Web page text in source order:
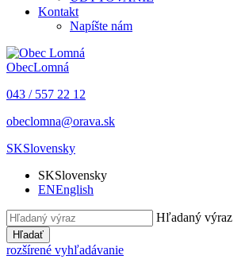
Kontakt
Napíšte nám
ObecLomná
043 / 557 22 12
obeclomna@orava.sk
SKSlovensky
SKSlovensky
ENEnglish
Hľadaný výraz
Hľadať
rozšírené vyhľadávanie